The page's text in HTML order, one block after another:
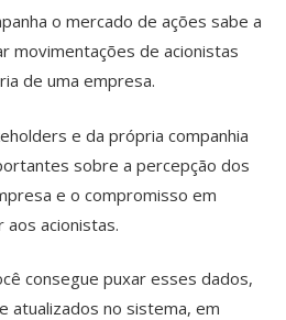
o mercado de ações sabe a
movimentações de acionistas
de uma empresa.
e da própria companhia
sobre a percepção dos
e o compromisso em
aos acionistas.
consegue puxar esses dados,
atualizados no sistema, em